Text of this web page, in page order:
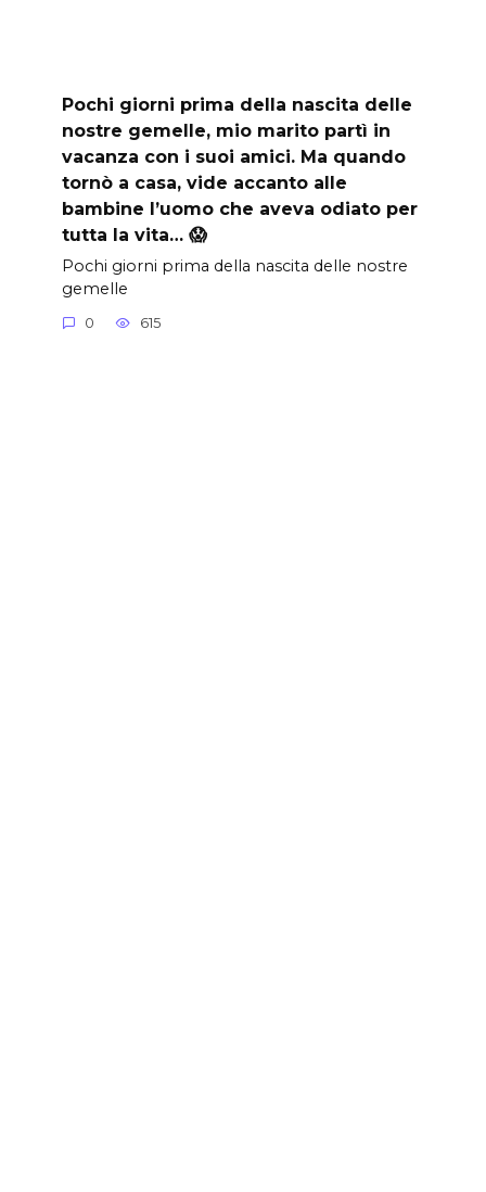
Pochi giorni prima della nascita delle
nostre gemelle, mio marito partì in
vacanza con i suoi amici. Ma quando
tornò a casa, vide accanto alle
bambine l’uomo che aveva odiato per
tutta la vita… 😱
Pochi giorni prima della nascita delle nostre
gemelle
0 615